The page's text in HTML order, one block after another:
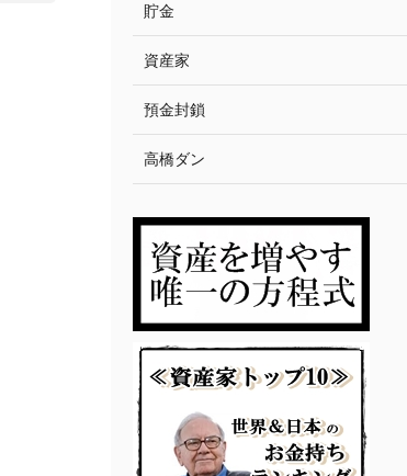
貯金
資産家
預金封鎖
高橋ダン